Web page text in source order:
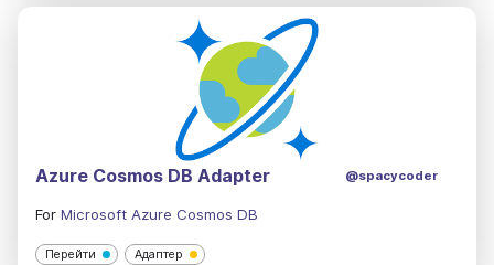
Azure Cosmos DB Adapter @spacycoder
For Microsoft Azure Cosmos DB
Перейти Адаптер